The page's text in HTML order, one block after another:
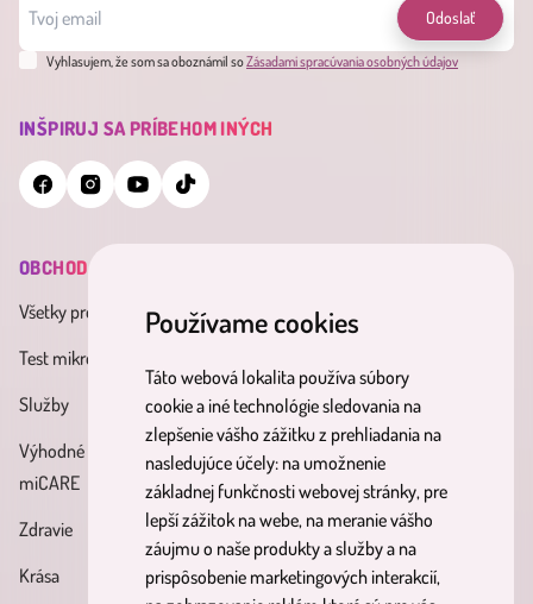
Používame cookies
Táto webová lokalita používa súbory
cookie a iné technológie sledovania na
zlepšenie vášho zážitku z prehliadania na
nasledujúce účely: na umožnenie
základnej funkčnosti webovej stránky, pre
lepší zážitok na webe, na meranie vášho
záujmu o naše produkty a služby a na
prispôsobenie marketingových interakcií,
Odoslať
Vyhlasujem, že som sa oboznámil soZásadami spracúvania osobných údajov
INŠPIRUJ SA PRÍBEHOM INÝCH
OBCHOD
Všetky produkty
Test mikrobiómu
Služby
Výhodné balíky
miCARE
Zdravie
Krása
Všeobecné obchodné
Zásady spracúvania osobných
údajov
Reklamačný poriadok
Poučenie o právach
dotknutých osôb
Formulár na odstúpenie od
Účinné látky
Partnerský
program